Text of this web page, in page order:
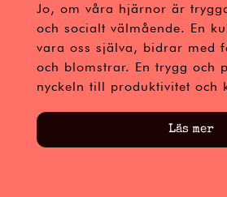
Jo, om våra hjärnor är
och socialt välmående. En
vara oss själva, bidrar med
och blomstrar. En trygg och
nyckeln till produktivitet och
Läs mer